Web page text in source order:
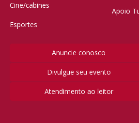
Cine/cabines
Esportes
Apoio
Anuncie conosco
Divulgue seu evento
Atendimento ao leitor